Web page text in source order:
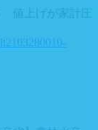
値上げが家計圧